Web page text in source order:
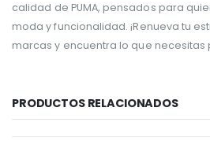
calidad de PUMA, pensados para
moda y funcionalidad. ¡Renueva tu
marcas y encuentra lo que
PRODUCTOS RELACIONADOS